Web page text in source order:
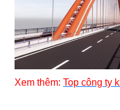
Xem thêm: Top công ty